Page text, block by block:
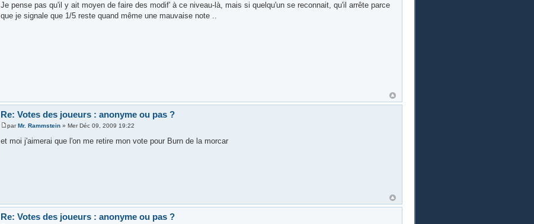
Je pense pas qu'il y ait moyen de faire des modif' à ce niveau-là, mais si quelqu'un se reconnait, qu'il arrête parce
que je signale que 1/5 reste quand même une mauvaise note ..
Re: Votes des joueurs : anonyme ou pas ?
parMr. Rammstein» Mer Déc 09, 2009 19:22
et moi j'aimerai que l'on me retire mon vote pour Burn de la morcar
Re: Votes des joueurs : anonyme ou pas ?